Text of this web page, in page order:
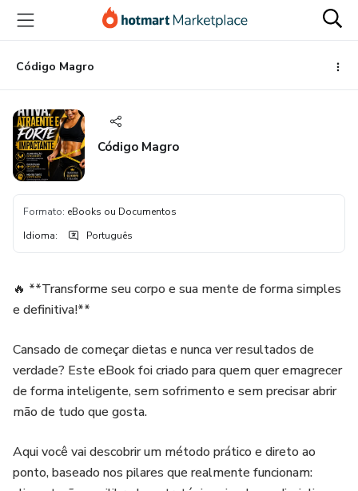
para
conteúdo
principal
para
pagamento
para
rodapéCódigo Magro
Código Magro
Formato: eBooks ou Documentos
Idioma: Português
🔥 **Transforme seu corpo e sua mente de forma simples
e definitiva!**
Cansado de começar dietas e nunca ver resultados de
verdade? Este eBook foi criado para quem quer emagrecer
de forma inteligente, sem sofrimento e sem precisar abrir
mão de tudo que gosta.
Aqui você vai descobrir um método prático e direto ao
ponto, baseado nos pilares que realmente funcionam: